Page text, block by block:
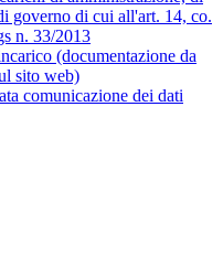
governo di cui all'art. 14, co.
n. 33/2013
(documentazione da
sito web)
comunicazione dei dati